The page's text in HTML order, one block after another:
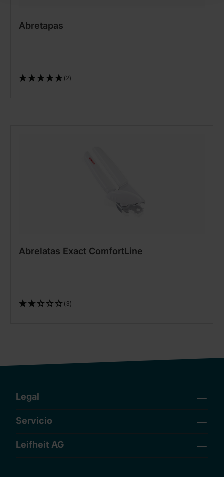
Abretapas
(2)
Abrelatas Exact ComfortLine
(3)
Legal
Servicio
Leifheit AG